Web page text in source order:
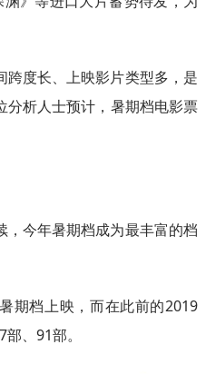
度长、上映影片类型多，是
分析人士预计，暑期档电影票
今年暑期档成为最丰富的档
期档上映，而在此前的2019
、91部。